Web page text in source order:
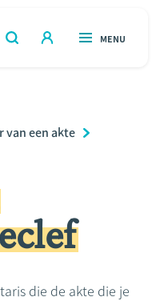
OPEN
ZOEKEN
OPEN
MENU
van een akte
die de akte die je